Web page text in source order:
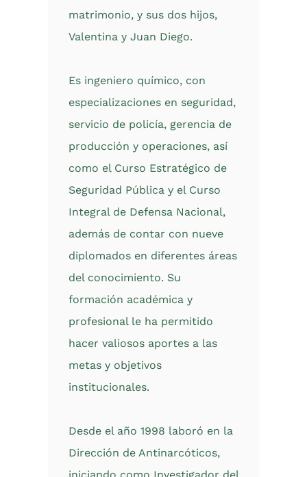
matrimonio, y sus dos hijos,
Valentina y Juan Diego.
Es ingeniero químico, con
especializaciones en seguridad,
servicio de policía, gerencia de
producción y operaciones, así
como el Curso Estratégico de
Seguridad Pública y el Curso
Integral de Defensa Nacional,
además de contar con nueve
diplomados en diferentes áreas
del conocimiento. Su
formación académica y
profesional le ha permitido
hacer valiosos aportes a las
metas y objetivos
institucionales.
Desde el año 1998 laboró en la
Dirección de Antinarcóticos,